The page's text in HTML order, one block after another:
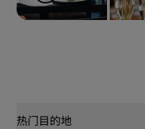
热门目的地